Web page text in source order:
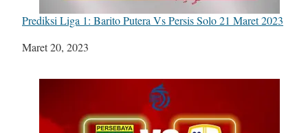
Prediksi Liga 1: Barito Putera Vs Persis Solo 21 Maret 2023
Tanggal
Maret 20, 2023